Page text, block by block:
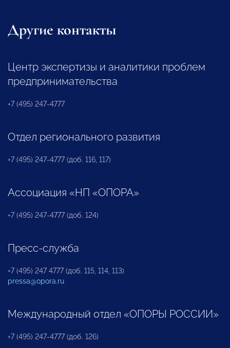
Другие контакты
Центр экспертизы и аналитики проблем
предпринимательства
+7 (495) 247-4777
Отдел регионального развития
+7 (495) 247-4777 (доб. 116, 117)
Ассоциация «НП «ОПОРА»
+7 (495) 247-4777 (доб. 124)
Пресс-служба
+7 (495) 247 4777 (доб. 115, 114, 113)
pressa@opora.ru
Международный отдел «ОПОРЫ РОССИИ»
+7 (495) 247-4777 (доб. 126)